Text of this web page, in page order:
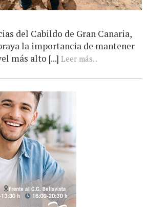
del Cabildo de Gran Canaria,
la importancia de mantener
más alto [...] Leer más...